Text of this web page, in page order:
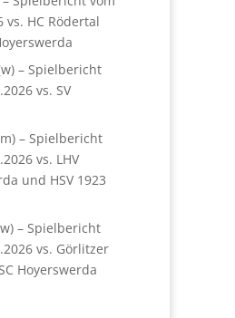
vs. HC Rödertal
– Spielbericht
vs. SV
– Spielbericht
vs. LHV
und HSV 1923
– Spielbericht
vs. Görlitzer
Hoyerswerda